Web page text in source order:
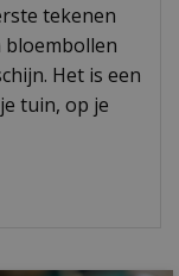
tekenen
bloembollen
Het is een
tuin, op je